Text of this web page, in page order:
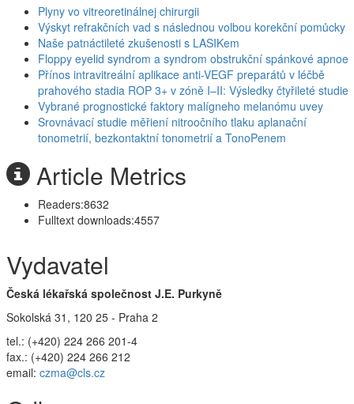
Plyny vo vitreoretinálnej chirurgii
Výskyt refrakčních vad s následnou volbou korekční pomůcky
Naše patnáctileté zkušenosti s LASIKem
Floppy eyelid syndrom a syndrom obstrukční spánkové apnoe
Přínos intravitreální aplikace anti-VEGF preparátů v léčbě
prahového stadia ROP 3+ v zóně I–II: Výsledky čtyřileté studie
Vybrané prognostické faktory malígneho melanómu uvey
Srovnávací studie měřiení nitroočního tlaku aplanační
tonometrií, bezkontaktní tonometrií a TonoPenem
Article Metrics
Readers:8632
Fulltext downloads:4557
Vydavatel
Česká lékařská společnost J.E. Purkyně
Sokolská 31, 120 25 - Praha 2
tel.: (+420) 224 266 201-4
fax.: (+420) 224 266 212
email: czma@cls.cz